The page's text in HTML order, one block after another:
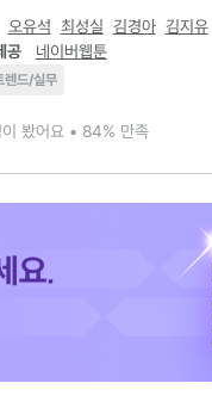
오유석 최성실 김경아 김지유
공
네이버웹툰
렌드/실무
봤어요 • 84% 만족